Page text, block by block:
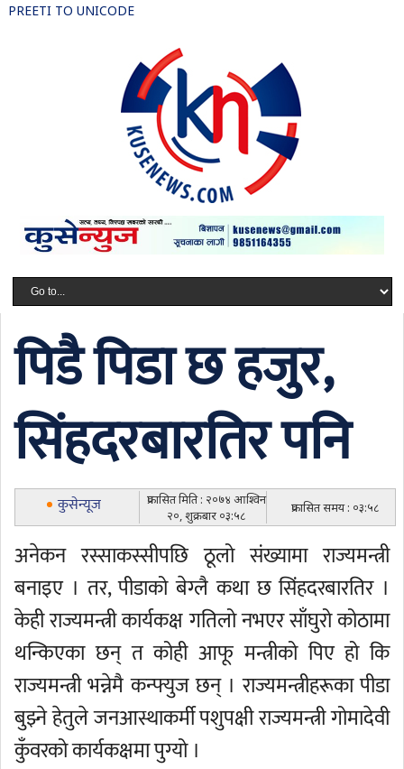
PREETI TO UNICODE
पिडै पिडा छ हजुर,
सिंहदरबारतिर पनि
कुसेन्यूज
प्रकासित मिति : २०७४ आश्विन
२०, शुक्रबार ०३:५८
प्रकासित समय : ०३:५८
अनेकन रस्साकस्सीपछि ठूलो संख्यामा राज्यमन्त्री
बनाइए । तर, पीडाको बेग्लै कथा छ सिंहदरबारतिर ।
केही राज्यमन्त्री कार्यकक्ष गतिलो नभएर साँघुरो कोठामा
थन्किएका छन् त कोही आफू मन्त्रीको पिए हो कि
राज्यमन्त्री भन्नेमै कन्फ्युज छन् । राज्यमन्त्रीहरूका पीडा
बुझ्ने हेतुले जनआस्थाकर्मी पशुपक्षी राज्यमन्त्री गोमादेवी
कुँवरको कार्यकक्षमा पुग्यो ।